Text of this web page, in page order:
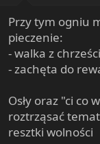
Przy tym ogniu
pieczenie:
- walka z
- zachęta do
Osły oraz "ci co
roztrząsać
resztki wolności